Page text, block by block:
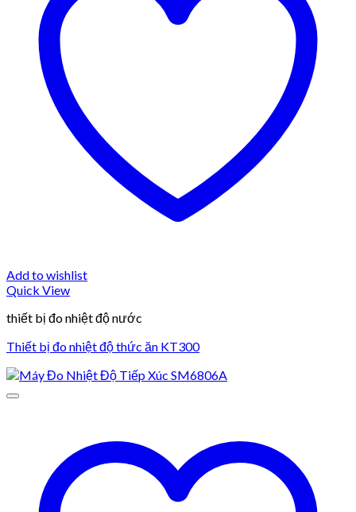
Add to wishlist
Quick View
thiết bị đo nhiệt độ nước
Thiết bị đo nhiệt độ thức ăn KT300